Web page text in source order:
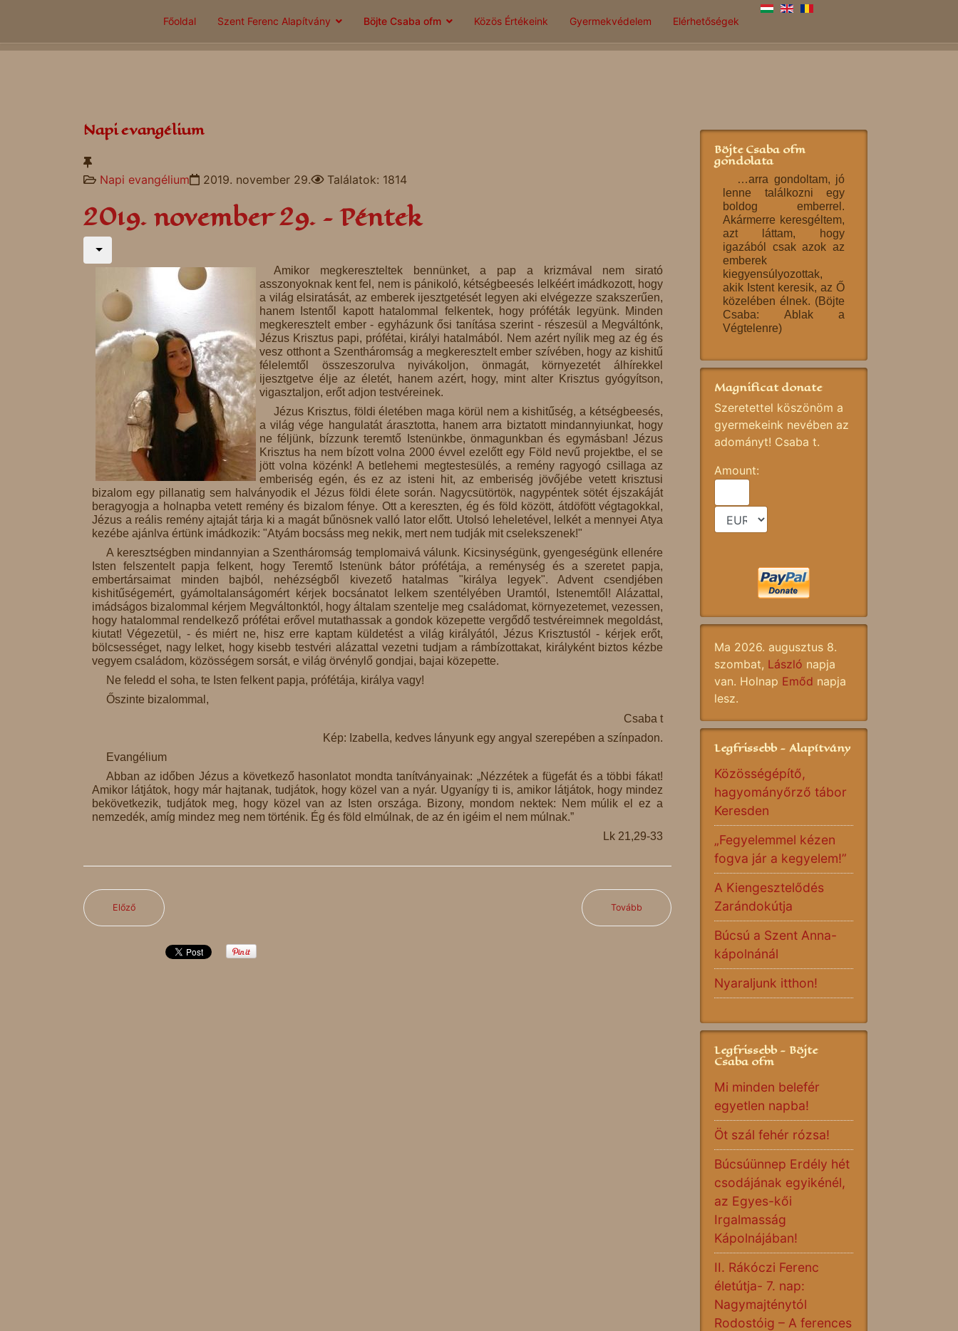
Főoldal Szent Ferenc Alapítvány Böjte Csaba ofm Közös Értékeink Gyermekvédelem Elérhetőségek
Napi evangélium
Napi evangélium 2019. november 29. Találatok: 1814
2019. november 29. – Péntek
Amikor megkereszteltek bennünket, a pap a krizmával nem sirató
asszonyoknak kent fel, nem is pánikoló, kétségbeesés lelkéért imádkozott, hogy
a világ elsiratását, az emberek ijesztgetését legyen aki elvégezze szakszerűen,
hanem Istentől kapott hatalommal felkentek, hogy próféták legyünk. Minden
megkeresztelt ember - egyházunk ősi tanítása szerint - részesül a Megváltónk,
Jézus Krisztus papi, prófétai, királyi hatalmából. Nem azért nyílik meg az ég és
vesz otthont a Szentháromság a megkeresztelt ember szívében, hogy az kishitű
félelemtől összeszorulva nyivákoljon, önmagát, környezetét álhírekkel
ijesztgetve élje az életét, hanem azért, hogy, mint alter Krisztus gyógyítson,
vigasztaljon, erőt adjon testvéreinek.
Jézus Krisztus, földi életében maga körül nem a kishitűség, a kétségbeesés,
a világ vége hangulatát árasztotta, hanem arra biztatott mindannyiunkat, hogy
ne féljünk, bízzunk teremtő Istenünkbe, önmagunkban és egymásban! Jézus
Krisztus ha nem bízott volna 2000 évvel ezelőtt egy Föld nevű projektbe, el se
jött volna közénk! A betlehemi megtestesülés, a remény ragyogó csillaga az
emberiség egén, és ez az isteni hit, az emberiség jövőjébe vetett krisztusi
bizalom egy pillanatig sem halványodik el Jézus földi élete során. Nagycsütörtök, nagypéntek sötét éjszakáját
beragyogja a holnapba vetett remény és bizalom fénye. Ott a kereszten, ég és föld között, átdöfött végtagokkal,
Jézus a reális remény ajtaját tárja ki a magát bűnösnek valló lator előtt. Utolsó leheletével, lelkét a mennyei Atya
kezébe ajánlva értünk imádkozik: "Atyám bocsáss meg nekik, mert nem tudják mit cselekszenek!"
A keresztségben mindannyian a Szentháromság templomaivá válunk. Kicsinységünk, gyengeségünk ellenére
Isten felszentelt papja felkent, hogy Teremtő Istenünk bátor prófétája, a reménység és a szeretet papja,
embertársaimat minden bajból, nehézségből kivezető hatalmas "királya legyek". Advent csendjében
kishitűségemért, gyámoltalanságomért kérjek bocsánatot lelkem szentélyében Uramtól, Istenemtől! Alázattal,
imádságos bizalommal kérjem Megváltonktól, hogy általam szentelje meg családomat, környezetemet, vezessen,
hogy hatalommal rendelkező prófétai erővel mutathassak a gondok közepette vergődő testvéreimnek megoldást,
kiutat! Végezetül, - és miért ne, hisz erre kaptam küldetést a világ királyától, Jézus Krisztustól - kérjek erőt,
bölcsességet, nagy lelket, hogy kisebb testvéri alázattal vezetni tudjam a rámbízottakat, királyként biztos kézbe
vegyem családom, közösségem sorsát, e világ örvénylő gondjai, bajai közepette.
Ne feledd el soha, te Isten felkent papja, prófétája, királya vagy!
Őszinte bizalommal,
Csaba t
Kép: Izabella, kedves lányunk egy angyal szerepében a színpadon.
Evangélium
Abban az időben Jézus a következő hasonlatot mondta tanítványainak: „Nézzétek a fügefát és a többi fákat!
Amikor látjátok, hogy már hajtanak, tudjátok, hogy közel van a nyár. Ugyanígy ti is, amikor látjátok, hogy mindez
bekövetkezik, tudjátok meg, hogy közel van az Isten országa. Bizony, mondom nektek: Nem múlik el ez a
nemzedék, amíg mindez meg nem történik. Ég és föld elmúlnak, de az én igéim el nem múlnak.”
Lk 21,29-33
Előző Tovább
Böjte Csaba ofm
gondolata
…arra gondoltam, jó
lenne találkozni egy
boldog emberrel.
Akármerre keresgéltem,
azt láttam, hogy
igazából csak azok az
emberek
kiegyensúlyozottak,
akik Istent keresik, az Ő
közelében élnek. (Böjte
Csaba: Ablak a
Végtelenre)
Magnificat donate
Szeretettel köszönöm a
gyermekeink nevében az
adományt! Csaba t.
Amount:
Ma 2026. augusztus 8.
szombat, László napja
van. Holnap Emőd napja
lesz.
Legfrissebb - Alapítvány
Közösségépítő,
hagyományőrző tábor
Keresden
„Fegyelemmel kézen
fogva jár a kegyelem!”
A Kiengesztelődés
Zarándokútja
Búcsú a Szent Anna-
kápolnánál
Nyaraljunk itthon!
Legfrissebb - Böjte
Csaba ofm
Mi minden belefér
egyetlen napba!
Öt szál fehér rózsa!
Búcsúünnep Erdély hét
csodájának egyikénél,
az Egyes-kői
Irgalmasság
Kápolnájában!
II. Rákóczi Ferenc
életútja- 7. nap:
Nagymajténytól
Rodostóig – A ferences